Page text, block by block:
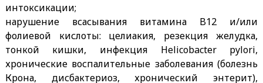
интоксикации;
нарушение всасывания витамина B12 и/или
фолиевой кислоты: целиакия, резекция желудка,
тонкой кишки, инфекция Helicobacter pylori,
хронические воспалительные заболевания (болезнь
Крона, дисбактериоз, хронический энтерит),